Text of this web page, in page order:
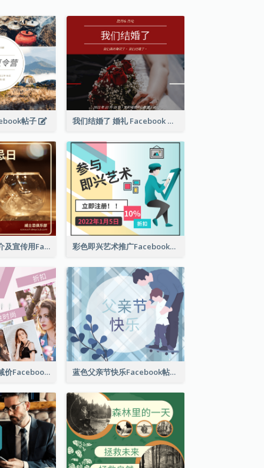
帖子 我们结婚了 婚礼 Facebook 帖子
世界威士忌日简介及宣传用Facebook帖子 彩色即兴艺术推广Facebook帖子
女性时尚春季大减价Facebook帖子 蓝色父亲节快乐Facebook帖子